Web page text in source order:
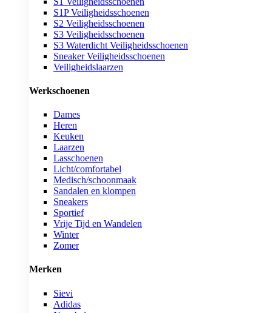
S1P Veiligheidsschoenen
S2 Veiligheidsschoenen
S3 Veiligheidsschoenen
S3 Waterdicht Veiligheidsschoenen
Sneaker Veiligheidsschoenen
Veiligheidslaarzen
Werkschoenen
Dames
Heren
Keuken
Laarzen
Lasschoenen
Licht/comfortabel
Medisch/schoonmaak
Sandalen en klompen
Sneakers
Sportief
Vrije Tijd en Wandelen
Winter
Zomer
Merken
Sievi
Adidas